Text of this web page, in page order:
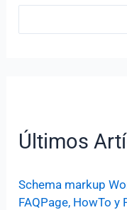
Últimos
Schema markup
FAQPage, HowTo y